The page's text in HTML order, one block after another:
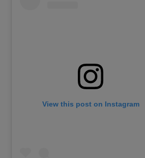
View this post on Instagram